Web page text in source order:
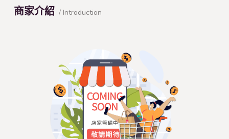
商家介紹 / Introduction